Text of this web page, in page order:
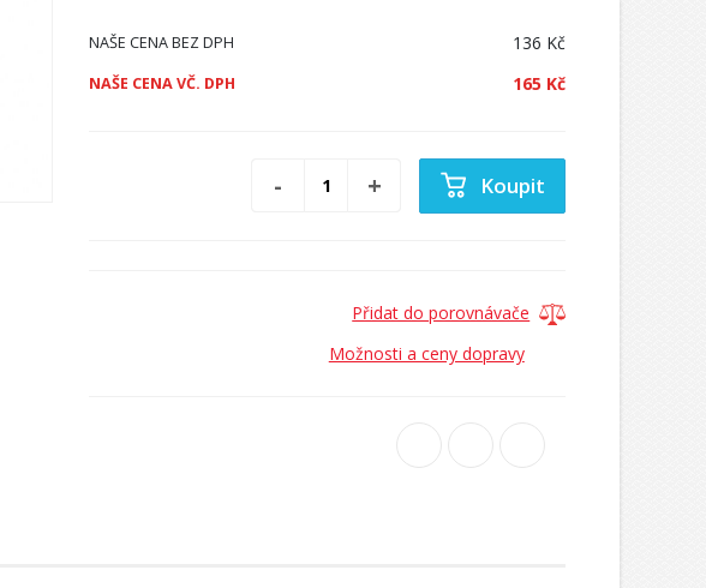
NAŠE CENA BEZ DPH 136 Kč
NAŠE CENA VČ. DPH 165 Kč
Koupit
Přidat do porovnávače
Možnosti a ceny dopravy